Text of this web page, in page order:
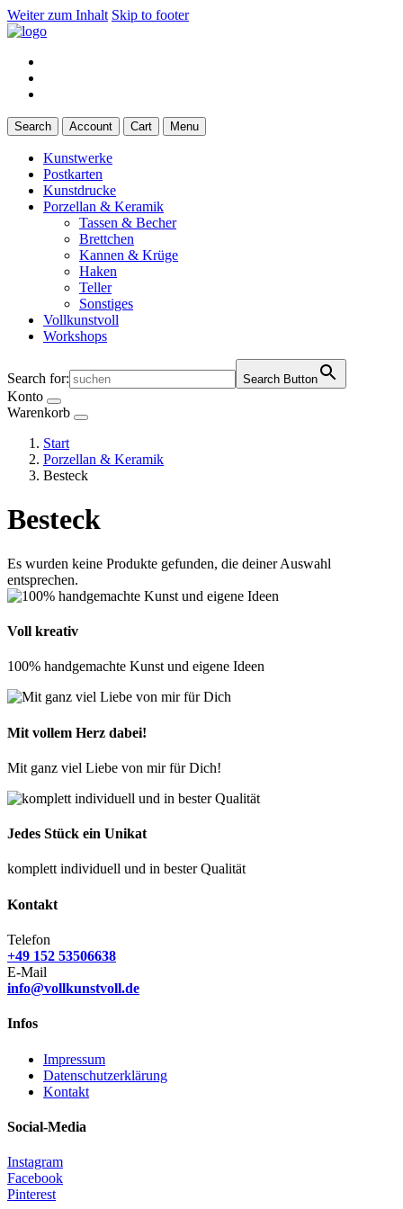
Weiter zum Inhalt Skip to footer
Search Account Cart Menu
Kunstwerke
Postkarten
Kunstdrucke
Porzellan & Keramik
Tassen & Becher
Brettchen
Kannen & Krüge
Haken
Teller
Sonstiges
Vollkunstvoll
Workshops
Search for: Search Button
Konto
Warenkorb
Start
Porzellan & Keramik
Besteck
Besteck
Es wurden keine Produkte gefunden, die deiner Auswahl
entsprechen.
Voll kreativ
100% handgemachte Kunst und eigene Ideen
Mit vollem Herz dabei!
Mit ganz viel Liebe von mir für Dich!
Jedes Stück ein Unikat
komplett individuell und in bester Qualität
Kontakt
Telefon
+49 152 53506638
E-Mail
info@vollkunstvoll.de
Infos
Impressum
Datenschutzerklärung
Kontakt
Social-Media
Instagram
Facebook
Pinterest